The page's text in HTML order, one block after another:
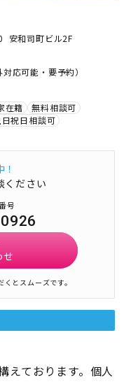
安和司町ビル2F
応可能・要予約）
在籍
無料相談可
日祝日相談可
ください
号
せ
とスムーズです。
えております。個人